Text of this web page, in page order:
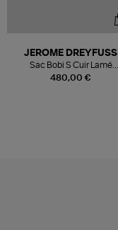
480,00 €
JEROME DREYFUSS
Sac Bobi S Cuir Lamé
Champagne